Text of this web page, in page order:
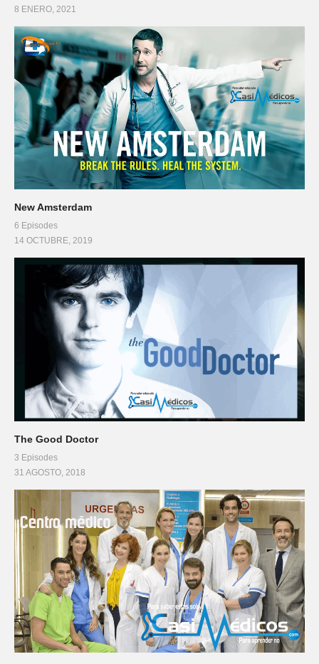
8 ENERO, 2021
New Amsterdam
6 Episodes
14 OCTUBRE, 2019
The Good Doctor
3 Episodes
31 AGOSTO, 2018